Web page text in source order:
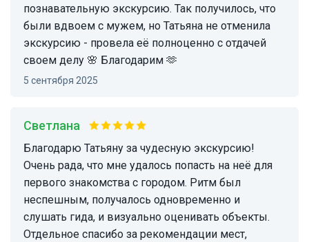
познавательную экскурсию. Так получилось, что
были вдвоем с мужем, но Татьяна не отменила
экскурсию - провела её полноценно с отдачей
своем делу 🌸 Благодарим 🫶
5 сентября 2025
Светлана
Благодарю Татьяну за чудесную экскурсию!
Очень рада, что мне удалось попасть на неё для
первого знакомства с городом. Ритм был
неспешным, получалось одновременно и
слушать гида, и визуально оценивать объекты.
Отдельное спасибо за рекомендации мест,